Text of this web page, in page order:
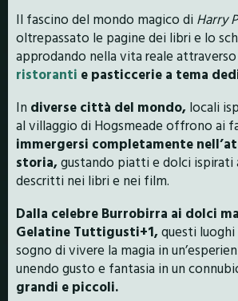
Il fascino del mondo magico di Harry
oltrepassato le pagine dei libri e lo
approdando nella vita reale attraverso
ristoranti e pasticcerie a tema
In diverse città del mondo, locali
al villaggio di Hogsmeade offrono ai
immergersi completamente
storia,gustando piatti e dolci ispirati
descritti nei libri e nei film.
Dalla celebre Burrobirra ai dolci
Gelatine Tuttigusti+1,questi
sogno di vivere la magia in
unendo gusto e fantasia in un
grandi e piccoli.